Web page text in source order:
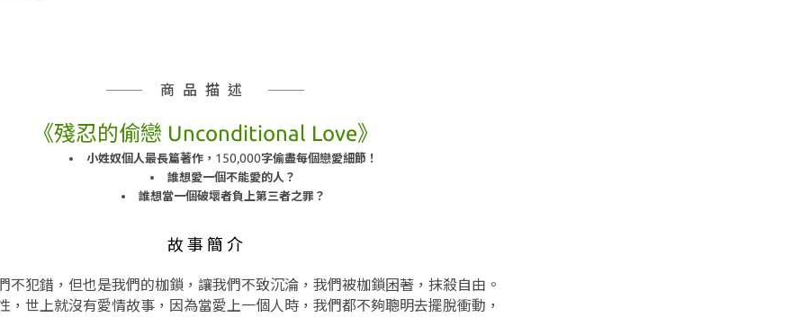
商品描述
《殘忍的偷戀 Unconditional Love》
小姓奴個人最長篇著作， 150,000字偷盡每個戀愛細節！
誰想愛一個不能愛的人？
誰想當一個破壞者負上第三者之罪？
故 事 簡 介
不犯錯，但也是我們的枷鎖， 讓我們不致沉淪，我們被枷鎖困著，抹殺自由。
，世上就沒有愛情故事， 因為當愛上一個人時，我們都不夠聰明去擺脫衝動，